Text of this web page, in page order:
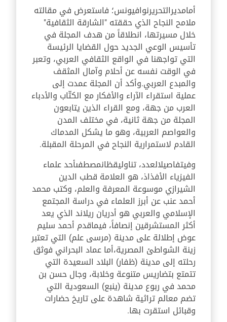
أمامديرالتحريرنوافيونس؛ فاستعرض في مقالته
ملامح النجاح الذي حققته "الشارقة الثقافية"
خلال مسيرتها، انطلاقاً من هدف المجلة في
تأسيس الوعي الجديد حول القضايا الرئيسة
التي تواجهنا في الواقع الثقافي العربي، وتعبر
في الوقت نفسه عن أحلام وآمال المثقف
والمبدع العربي.وأكد أن المجلة عمدت إلى
عملية استقراء الآراء والأفكار مع الكتّاب والأدباء
العرب من جهة، ومع القراء الذين يتابعون
المجلة من جهة ثانية، في مختلف المدن
والعواصم العربية، وهو ما يشكل المدماك
القادم لاستمرارية النجاح في المرحلة المقبلة.
وفيتفاصيلالعدد،تناوليقظانمصطفىأحد علماء
الفيزياء الأفذاذ، هو العلامة قطب الدين
الشيرازي موسوعة المعرفة والعلم، وكتب محمد
أحمد عنب عن أبرز العلماء في دراسة المجتمع
الإسلامي والعربي هو أدريان ريلاند الذي يعد
أكثر المستشرقين إنصافاً، فيماقدم أحمد سليم
عوض إطلالة على مدينة (مرسى علم) التي تعتبر
زينة الشواطئ المصرية،أما عماد البحراني فوثق
رحلته إلى مدينة (ظفار) البلاد السعيدة التي
تتمتع بتضاريس متنوعة وخلابة، وجال حسن بن
محمد في ربوع مدينة (ينبع) السعودية التي
تضم معالم تراثية شاهدة على تاريخ حضارات
وقبائل استقرت بها.